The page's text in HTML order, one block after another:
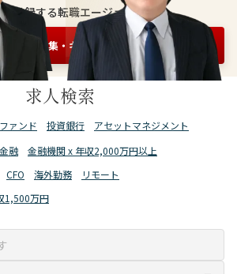
登録する転職エージェント
は情報収集・キャリア相談を申し込む
求人検索
ァンド 投資銀行
アセットマネジメント
融
金融機関 x 年収2,000万円以上
CFO 海外勤務
リモート
1,500万円